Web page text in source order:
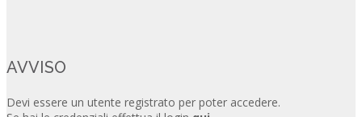
AVVISO
Devi essere un utente registrato per poter accedere.